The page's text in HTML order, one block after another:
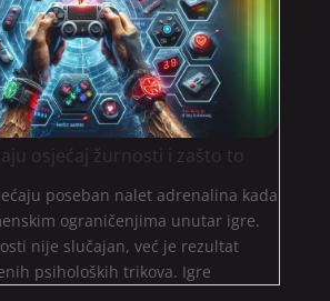
osjećaj žurnosti i zašto to
poseban nalet adrenalina kada
ograničenjima unutar igre.
nije slučajan, već je rezultat
psiholoških trikova. Igre